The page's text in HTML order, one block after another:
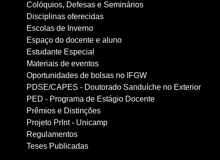
Colóquios, Defesas e Seminários
Disciplinas oferecidas
Escolas de Inverno
Espaço do docente e aluno
Estudante Especial
Materiais de eventos
Oportunidades de bolsas no IFGW
PDSE/CAPES - Doutorado Sanduíche no Exterior
PED - Programa de Estágio Docente
Prêmios e Distinções
Projeto PrInt - Unicamp
Regulamentos
Teses Publicadas